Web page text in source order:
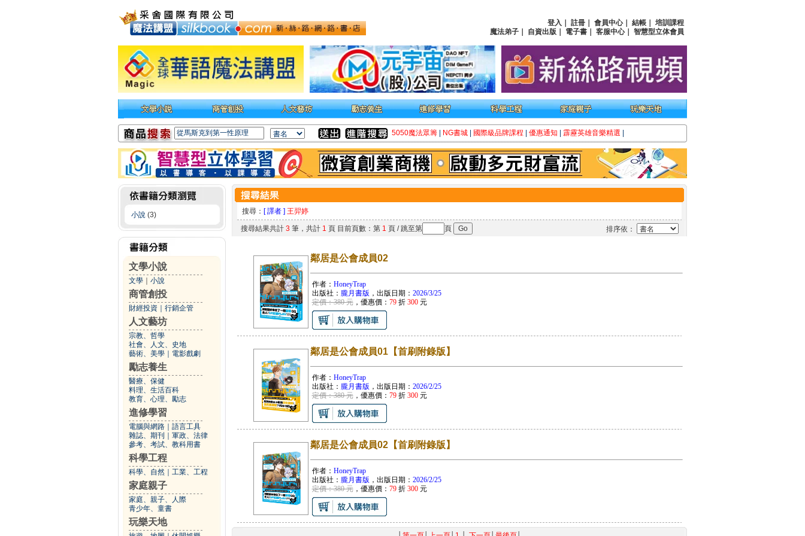
登入 註冊 會員中心｜ 結帳
培訓課程
魔法弟子
自資出版 電子書 客服中心｜ 智慧型立体會員
5050魔法眾籌 NG書城 國際級品牌課程 優惠通知 霹靂英雄音樂精選
小說 (3)
文學小說
文學 小說
商管創投
財經投資 行銷企管
人文藝坊
宗教、哲學
社會、人文、史地
藝術、美學
電影戲劇
勵志養生
醫療、保健
料理、生活百科
教育、心理、勵志
進修學習
電腦與網路
語言工具
雜誌、期刊
軍政、法律
參考、考試、教科用書
科學工程
科學、自然 工業、工程
家庭親子
家庭、親子、人際
青少年、童書
玩樂天地
搜尋： [ 譯者 ] 王羿婷
搜尋結果共計 3 筆，共計 1 頁 目前頁數：第 1 頁 / 跳至第 頁 排序依：
鄰居是公會成員02
作者： HoneyTrap
出版社： 朧月書版 ，出版日期： 2026/3/25
定價：380 元，優惠價： 79折 300元
鄰居是公會成員01【首刷附錄版】
作者： HoneyTrap
出版社： 朧月書版 ，出版日期： 2026/2/25
定價：380 元，優惠價： 79折 300元
鄰居是公會成員02【首刷附錄版】
作者： HoneyTrap
出版社： 朧月書版 ，出版日期： 2026/2/25
定價：380 元，優惠價： 79折 300元